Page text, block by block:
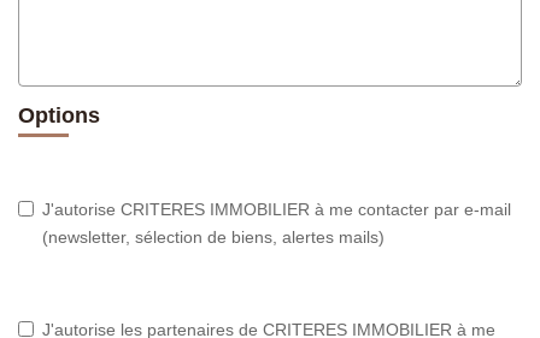
Options
J'autorise CRITERES IMMOBILIER à me contacter par e-mail
(newsletter, sélection de biens, alertes mails)
J'autorise les partenaires de CRITERES IMMOBILIER à me